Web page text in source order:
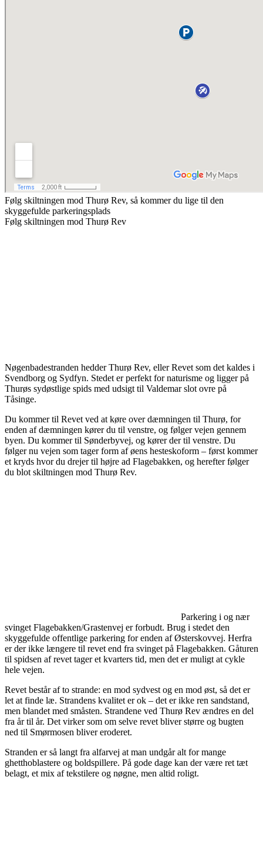
Følg skiltningen mod Thurø Rev, så kommer du lige til den
skyggefulde parkeringsplads
Følg skiltningen mod Thurø Rev
Nøgenbadestranden hedder Thurø Rev, eller Revet som det kaldes i
Svendborg og Sydfyn. Stedet er perfekt for naturisme og ligger på
Thurøs sydøstlige spids med udsigt til Valdemar slot ovre på
Tåsinge.
Du kommer til Revet ved at køre over dæmningen til Thurø, for
enden af dæmningen kører du til venstre, og følger vejen gennem
byen. Du kommer til Sønderbyvej, og kører der til venstre. Du
følger nu vejen som tager form af øens hesteskoform – først kommer
et kryds hvor du drejer til højre ad Flagebakken, og herefter følger
du blot skiltningen mod Thurø Rev.
Parkering i og nær
svinget Flagebakken/Grastenvej er forbudt. Brug i stedet den
skyggefulde offentlige parkering for enden af Østerskovvej. Herfra
er der ikke længere til revet end fra svinget på Flagebakken. Gåturen
til spidsen af revet tager et kvarters tid, men det er muligt at cykle
hele vejen.
Revet består af to strande: en mod sydvest og en mod øst, så det er
let at finde læ. Strandens kvalitet er ok – det er ikke ren sandstand,
men blandet med småsten. Strandene ved Thurø Rev ændres en del
fra år til år. Det virker som om selve revet bliver større og bugten
ned til Smørmosen bliver eroderet.
Stranden er så langt fra alfarvej at man undgår alt for mange
ghetthoblastere og boldspillere. På gode dage kan der være ret tæt
belagt, et mix af tekstilere og nøgne, men altid roligt.